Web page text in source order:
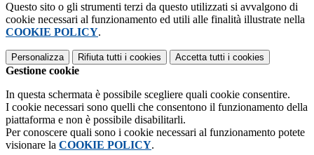
Questo sito o gli strumenti terzi da questo utilizzati si avvalgono di
cookie necessari al funzionamento ed utili alle finalità illustrate nella
COOKIE POLICY.
Personalizza Rifiuta tutti i cookies Accetta tutti i cookies
Gestione cookie
In questa schermata è possibile scegliere quali cookie consentire.
I cookie necessari sono quelli che consentono il funzionamento della
piattaforma e non è possibile disabilitarli.
Per conoscere quali sono i cookie necessari al funzionamento potete
visionare la COOKIE POLICY.